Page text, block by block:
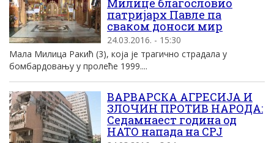
Милице благословио
патријарх Павле па
сваком доноси мир
24.03.2016. - 15:30
Мала Милица Ракић (3), која је трагично страдала у
бомбардовању у пролеће 1999....
ВАРВАРСКА АГРЕСИЈА И
ЗЛОЧИН ПРОТИВ НАРОДА:
Седамнаест година од
НАТО напада на СРЈ